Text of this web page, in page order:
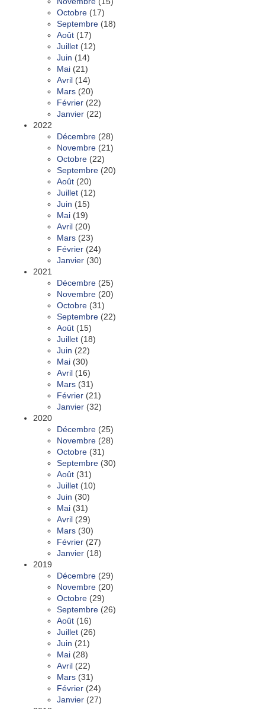
Octobre (17)
Septembre (18)
Août (17)
Juillet (12)
Juin (14)
Mai (21)
Avril (14)
Mars (20)
Février (22)
Janvier (22)
2022
Décembre (28)
Novembre (21)
Octobre (22)
Septembre (20)
Août (20)
Juillet (12)
Juin (15)
Mai (19)
Avril (20)
Mars (23)
Février (24)
Janvier (30)
2021
Décembre (25)
Novembre (20)
Octobre (31)
Septembre (22)
Août (15)
Juillet (18)
Juin (22)
Mai (30)
Avril (16)
Mars (31)
Février (21)
Janvier (32)
2020
Décembre (25)
Novembre (28)
Octobre (31)
Septembre (30)
Août (31)
Juillet (10)
Juin (30)
Mai (31)
Avril (29)
Mars (30)
Février (27)
Janvier (18)
2019
Décembre (29)
Novembre (20)
Octobre (29)
Septembre (26)
Août (16)
Juillet (26)
Juin (21)
Mai (28)
Avril (22)
Mars (31)
Février (24)
Janvier (27)